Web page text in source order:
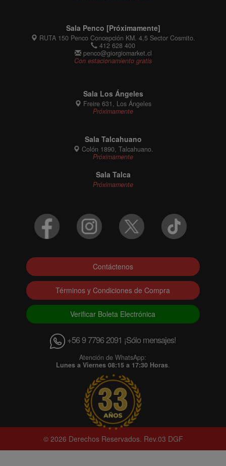
Sala Penco [Próximamente]
RUTA 150 Penco Concepción KM. 4,5 Sector Cosmito.
412 628 400
penco@giorgiomarket.cl
Con estacionamiento gratis
Sala Los Ángeles
Freire 631, Los Ángeles
Próximamente
Sala Talcahuano
Colón 1890, Talcahuano.
Próximamente
Sala Talca
Próximamente
Contáctenos
Términos y Condiciones de Compra
Verificar Boleta Electrónica
+56 9 7796 2091 ¡Sólo mensajes!
Atención de WhatsApp:
Lunes a Viernes 08:15 a 17:30 Horas.
© 2026 Derechos Reservados. Rev.03 DGF